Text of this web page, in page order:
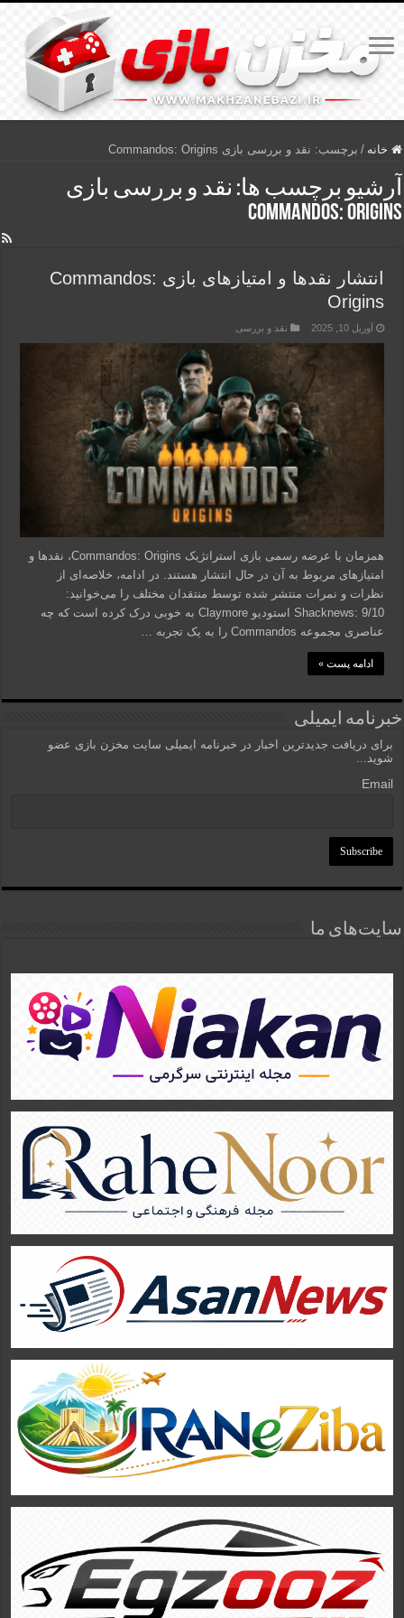
خانه / برچسب: نقد و بررسی بازی Commandos: Origins
آرشیو برچسب ها: نقد و بررسی بازی
Commandos: Origins
انتشار نقدها و امتیازهای بازی Commandos:
Origins
آوریل 10, 2025 نقد و بررسی
همزمان با عرضه رسمی بازی استراتژیک Commandos: Origins، نقدها و
امتیازهای مربوط به آن در حال انتشار هستند. در ادامه، خلاصه‌ای از
نظرات و نمرات منتشر شده توسط منتقدان مختلف را می‌خوانید:
Shacknews: 9/10 استودیو Claymore به خوبی درک کرده است که چه
عناصری مجموعه Commandos را به یک تجربه …
ادامه پست »
خبرنامه ایمیلی
برای دریافت جدیدترین اخبار در خبرنامه ایمیلی سایت مخزن بازی عضو
شوید...
Email
سایت‌های ما